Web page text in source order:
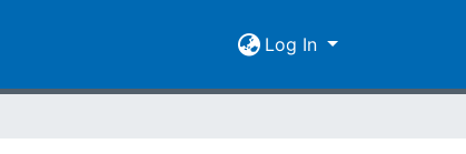
Log In